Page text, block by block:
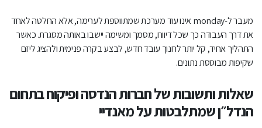
מעבר ל-monday אינו עוד מערכת שמתווספת לערימה, אלא החלטה לאחד
את דרך העבודה כך שכל דיווח, מסמך ומשימה יישבו באותה מסגרת. כאשר
התהליך אחיד, קל יותר לחנוך עובד חדש, לבצע בקרה פנימית ולהציג ליזם
שקיפות מבוססת נתונים.
שאלות ותשובות של חברות הנדסה ופיקוח בתחום
הנדל״ן שמתלבטות על מאנדיי